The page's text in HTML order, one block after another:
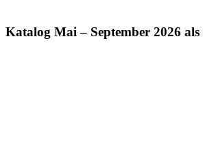
Katalog Mai – September 2026 als